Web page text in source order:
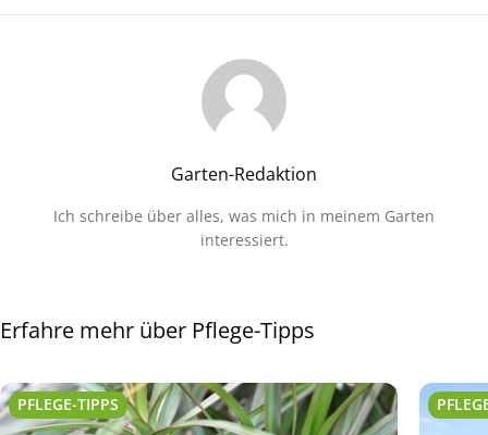
Garten-Redaktion
Ich schreibe über alles, was mich in meinem Garten
interessiert.
Erfahre mehr über Pflege-Tipps
PFLEGE-TIPPS